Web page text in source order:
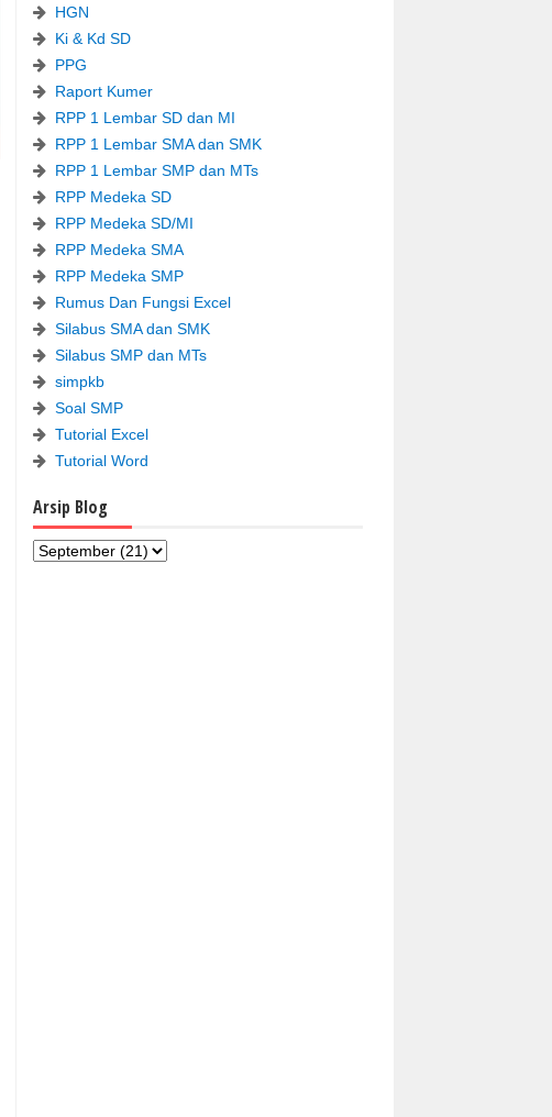
HGN
Ki & Kd SD
PPG
Raport Kumer
RPP 1 Lembar SD dan MI
RPP 1 Lembar SMA dan SMK
RPP 1 Lembar SMP dan MTs
RPP Medeka SD
RPP Medeka SD/MI
RPP Medeka SMA
RPP Medeka SMP
Rumus Dan Fungsi Excel
Silabus SMA dan SMK
Silabus SMP dan MTs
simpkb
Soal SMP
Tutorial Excel
Tutorial Word
Arsip Blog